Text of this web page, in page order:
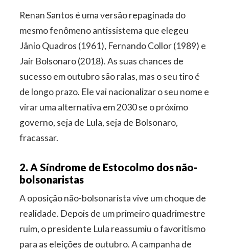
Renan Santos é uma versão repaginada do
mesmo fenômeno antissistema que elegeu
Jânio Quadros (1961), Fernando Collor (1989) e
Jair Bolsonaro (2018). As suas chances de
sucesso em outubro são ralas, mas o seu tiro é
de longo prazo. Ele vai nacionalizar o seu nome e
virar uma alternativa em 2030 se o próximo
governo, seja de Lula, seja de Bolsonaro,
fracassar.
2. A Síndrome de Estocolmo dos não-
bolsonaristas
A oposição não-bolsonarista vive um choque de
realidade. Depois de um primeiro quadrimestre
ruim, o presidente Lula reassumiu o favoritismo
para as eleições de outubro. A campanha de